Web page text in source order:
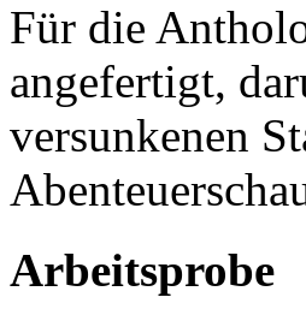
Für die
angefertigt,
versunkenen
Arbeitsprobe